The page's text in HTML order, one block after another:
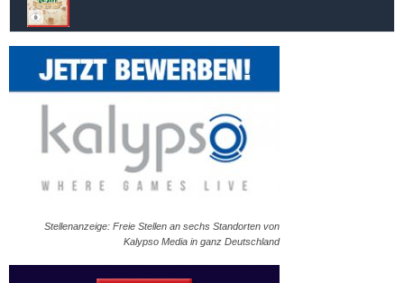
Stellenanzeige: Freie Stellen an sechs Standorten von
Kalypso Media in ganz Deutschland